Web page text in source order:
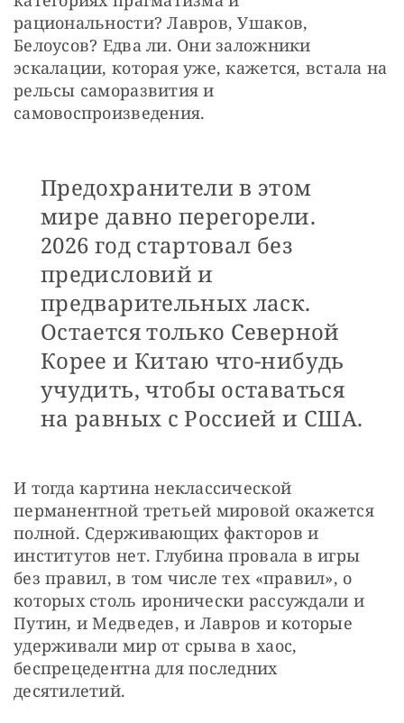
рациональности? Лавров, Ушаков,
Белоусов? Едва ли. Они заложники
эскалации, которая уже, кажется, встала на
рельсы саморазвития и
самовоспроизведения.
Предохранители в этом
мире давно перегорели.
2026 год стартовал без
предисловий и
предварительных ласк.
Остается только Северной
Корее и Китаю что-нибудь
учудить, чтобы оставаться
на равных с Россией и США.
И тогда картина неклассической
перманентной третьей мировой окажется
полной. Сдерживающих факторов и
институтов нет. Глубина провала в игры
без правил, в том числе тех «правил», о
которых столь иронически рассуждали и
Путин, и Медведев, и Лавров и которые
удерживали мир от срыва в хаос,
беспрецедентна для последних
десятилетий.